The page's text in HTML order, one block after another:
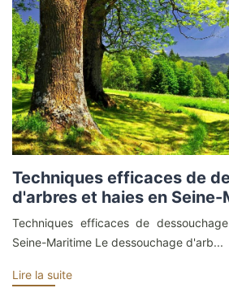
Techniques efficaces de
d'arbres et haies en Seine-
Techniques efficaces de
Seine-Maritime Le dessouchage d'arb...
Lire la suite